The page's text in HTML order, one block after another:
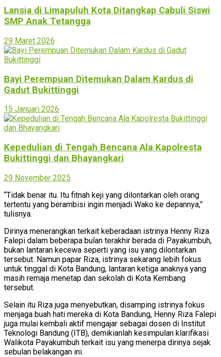
Lansia di Limapuluh Kota Ditangkap Cabuli Siswi
SMP Anak Tetangga
29 Maret 2026
Bayi Perempuan Ditemukan Dalam Kardus di
Gadut Bukittinggi
15 Januari 2026
Kepedulian di Tengah Bencana Ala Kapolresta
Bukittinggi dan Bhayangkari
29 November 2025
“Tidak benar itu. Itu fitnah keji yang dilontarkan oleh orang
tertentu yang berambisi ingin menjadi Wako ke depannya,”
tulisnya.
Dirinya menerangkan terkait keberadaan istrinya Henny Riza
Falepi dalam beberapa bulan terakhir berada di Payakumbuh,
bukan lantaran kecewa seperti yang isu yang dilontarkan
tersebut. Namun papar Riza, istrinya sekarang lebih fokus
untuk tinggal di Kota Bandung, lantaran ketiga anaknya yang
masih remaja menetap dan sekolah di Kota Kembang
tersebut.
Selain itu Riza juga menyebutkan, disamping istrinya fokus
menjaga buah hati mereka di Kota Bandung, Henny Riza Falepi
juga mulai kembali aktif mengajar sebagai dosen di Institut
Teknologi Bandung (ITB), demikianlah kesimpulan klarifikasi
Walikota Payakumbuh terkait isu yang menerpa dirinya sejak
sebulan belakangan ini.